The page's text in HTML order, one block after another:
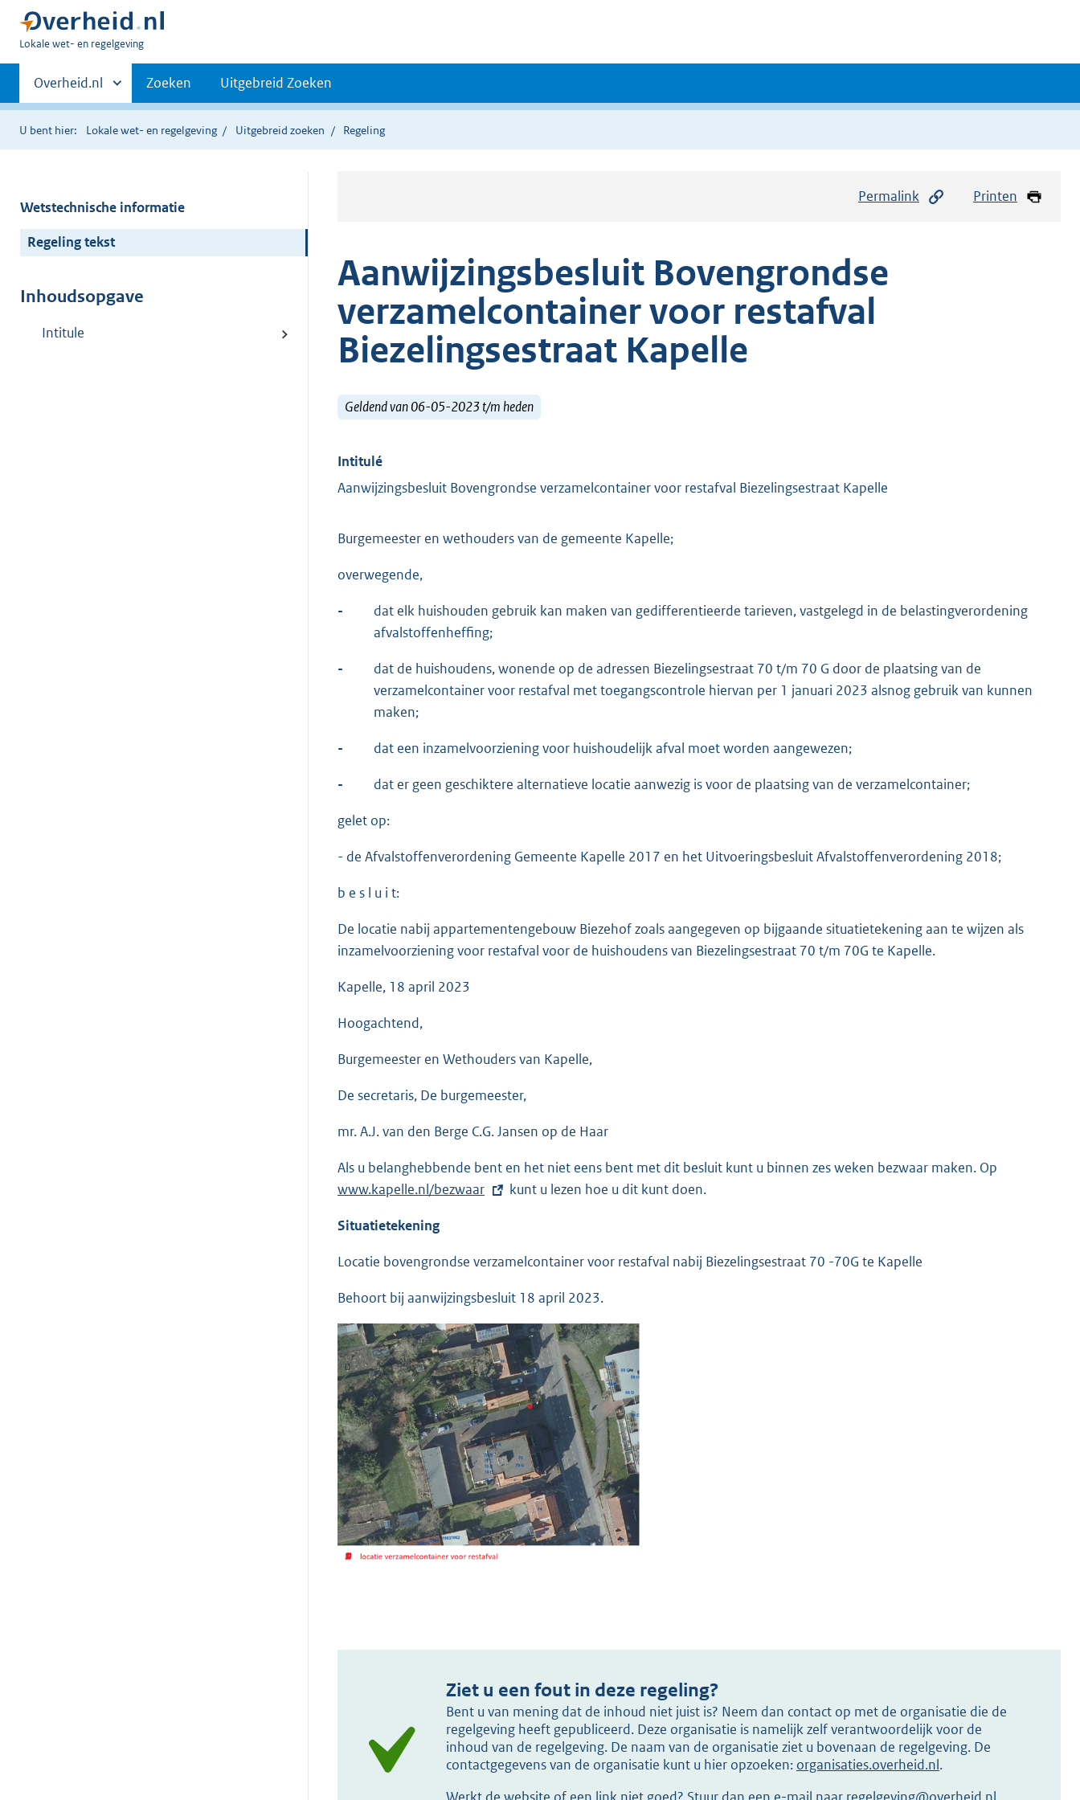
U
hier:
Lokale wet- en regelgeving
Primaire
navigatie
Andere
sites
binnen
Overheid.nl Zoeken Uitgebreid Zoeken
U bent hier: Lokale wet- en regelgeving Uitgebreid zoeken Regeling
Wetstechnische informatie
Regeling tekst
Inhoudsopgave
Intitule
Permalink Printen
Aanwijzingsbesluit Bovengrondse
verzamelcontainer voor restafval
Biezelingsestraat Kapelle
Geldend van 06-05-2023 t/m heden
Intitulé
Aanwijzingsbesluit Bovengrondse verzamelcontainer voor restafval Biezelingsestraat Kapelle
Burgemeester en wethouders van de gemeente Kapelle;
overwegende,
-
dat elk huishouden gebruik kan maken van gedifferentieerde tarieven, vastgelegd in de belastingverordening
afvalstoffenheffing;
-
dat de huishoudens, wonende op de adressen Biezelingsestraat 70 t/m 70 G door de plaatsing van de
verzamelcontainer voor restafval met toegangscontrole hiervan per 1 januari 2023 alsnog gebruik van kunnen
maken;
- dat een inzamelvoorziening voor huishoudelijk afval moet worden aangewezen;
- dat er geen geschiktere alternatieve locatie aanwezig is voor de plaatsing van de verzamelcontainer;
gelet op:
- de Afvalstoffenverordening Gemeente Kapelle 2017 en het Uitvoeringsbesluit Afvalstoffenverordening 2018;
b e s l u i t:
De locatie nabij appartementengebouw Biezehof zoals aangegeven op bijgaande situatietekening aan te wijzen als
inzamelvoorziening voor restafval voor de huishoudens van Biezelingsestraat 70 t/m 70G te Kapelle.
Kapelle, 18 april 2023
Hoogachtend,
Burgemeester en Wethouders van Kapelle,
De secretaris, De burgemeester,
mr. A.J. van den Berge C.G. Jansen op de Haar
Als u belanghebbende bent en het niet eens bent met dit besluit kunt u binnen zes weken bezwaar maken. Op
www.kapelle.nl/bezwaar kunt u lezen hoe u dit kunt doen.
Situatietekening
Locatie bovengrondse verzamelcontainer voor restafval nabij Biezelingsestraat 70 -70G te Kapelle
Behoort bij aanwijzingsbesluit 18 april 2023.
Ziet u een fout in deze regeling?
Bent u van mening dat de inhoud niet juist is? Neem dan contact op met de organisatie die de
regelgeving heeft gepubliceerd. Deze organisatie is namelijk zelf verantwoordelijk voor de
inhoud van de regelgeving. De naam van de organisatie ziet u bovenaan de regelgeving. De
contactgegevens van de organisatie kunt u hier opzoeken: organisaties.overheid.nl.
Werkt de website of een link niet goed? Stuur dan een e-mail naar regelgeving@overheid.nl